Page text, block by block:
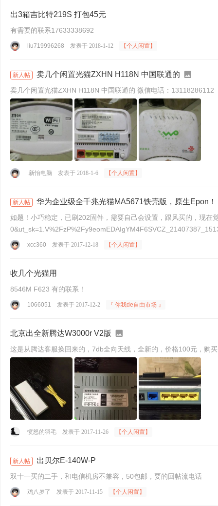
出3箱吉比特219S 打包45元
有需要的联系17633338692
liu719996268 发表于 2018-1-12 【个人闲置】
新人帖 卖几个闲置光猫ZXHN H118N 中国联通的
卖几个闲置光猫ZXHN H118N 中国联通的 微信电话：13118286112
.新怡电脑 发表于 2018-1-6 【个人闲置】
新人帖 华为企业级全千兆光猫MA5671铁壳版，原生Epon！
如题！小巧稳定，已刷202固件，需要自己会设置，跟风买的，现
xcc360 发表于 2017-12-18 【个人闲置】
收几个光猫用
8546M F623 有的联系！
1066051 发表于 2017-12-2 『 你我de自由市场 』
北京出全新腾达W3000r V2版
这是从腾达客服换回来的，7db全向天线，全新的，价格100元，购
愤怒的羽毛 发表于 2017-11-26 【个人闲置】
新人帖 出贝尔E-140W-P
双十一买的二手，和电信机房不兼容，50包邮，要的回帖流电话
鸡八岁了 发表于 2017-11-15 【个人闲置】